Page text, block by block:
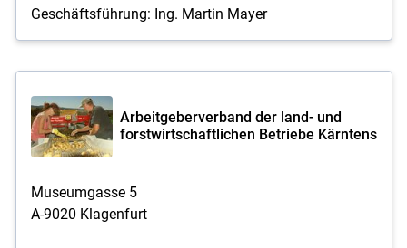
Geschäftsführung: Ing. Martin Mayer
Arbeitgeberverband der land- und
forstwirtschaftlichen Betriebe Kärntens
Museumgasse 5
A-9020 Klagenfurt